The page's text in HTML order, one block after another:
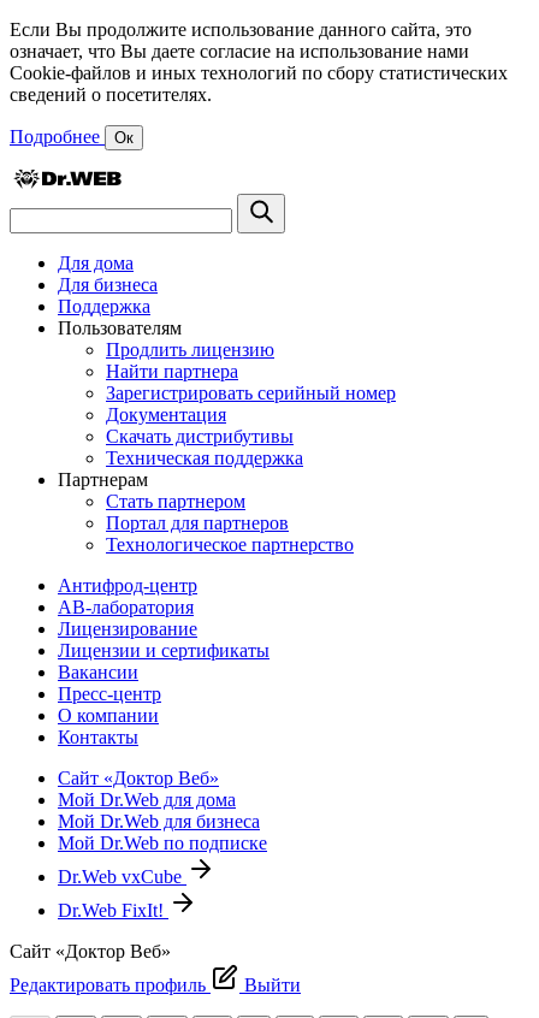
Если Вы продолжите использование данного сайта, это
означает, что Вы даете согласие на использование нами
Cookie-файлов и иных технологий по сбору статистических
сведений о посетителях.
Подробнее Ок
Для дома
Для бизнеса
Поддержка
Пользователям
Продлить лицензию
Найти партнера
Зарегистрировать серийный номер
Документация
Скачать дистрибутивы
Техническая поддержка
Партнерам
Стать партнером
Портал для партнеров
Технологическое партнерство
Антифрод-центр
АВ-лаборатория
Лицензирование
Лицензии и сертификаты
Вакансии
Пресс-центр
О компании
Контакты
Сайт «Доктор Веб»
Мой Dr.Web для дома
Мой Dr.Web для бизнеса
Мой Dr.Web по подписке
Dr.Web vxCube
Dr.Web FixIt!
Сайт «Доктор Веб»
Редактировать профиль
Выйти